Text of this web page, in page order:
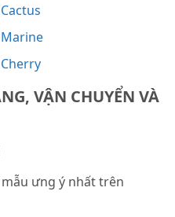
VẬN CHUYỂN VÀ
ưng ý nhất trên